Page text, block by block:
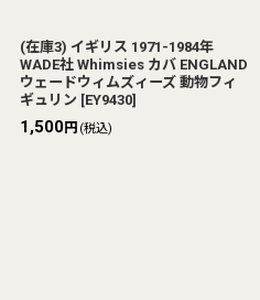
(在庫3) イギリス 1971-1984年
WADE社 Whimsies カバ ENGLAND
ウェードウィムズィーズ 動物フィ
ギュリン [EY9430]
1,500円 (税込)